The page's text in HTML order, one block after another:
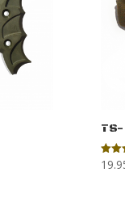
TS-
con